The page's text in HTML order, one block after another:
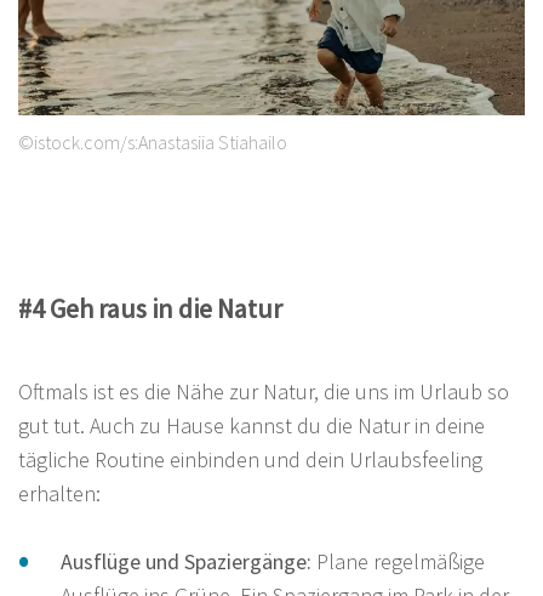
©istock.com/s:Anastasiia Stiahailo
#4 Geh raus in die Natur
Oftmals ist es die Nähe zur Natur, die uns im Urlaub so
gut tut. Auch zu Hause kannst du die Natur in deine
tägliche Routine einbinden und dein Urlaubsfeeling
erhalten:
Ausflüge und Spaziergänge: Plane regelmäßige